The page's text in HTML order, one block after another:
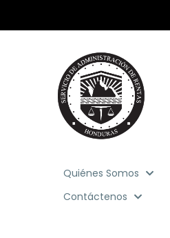
Quiénes Somos
Contáctenos